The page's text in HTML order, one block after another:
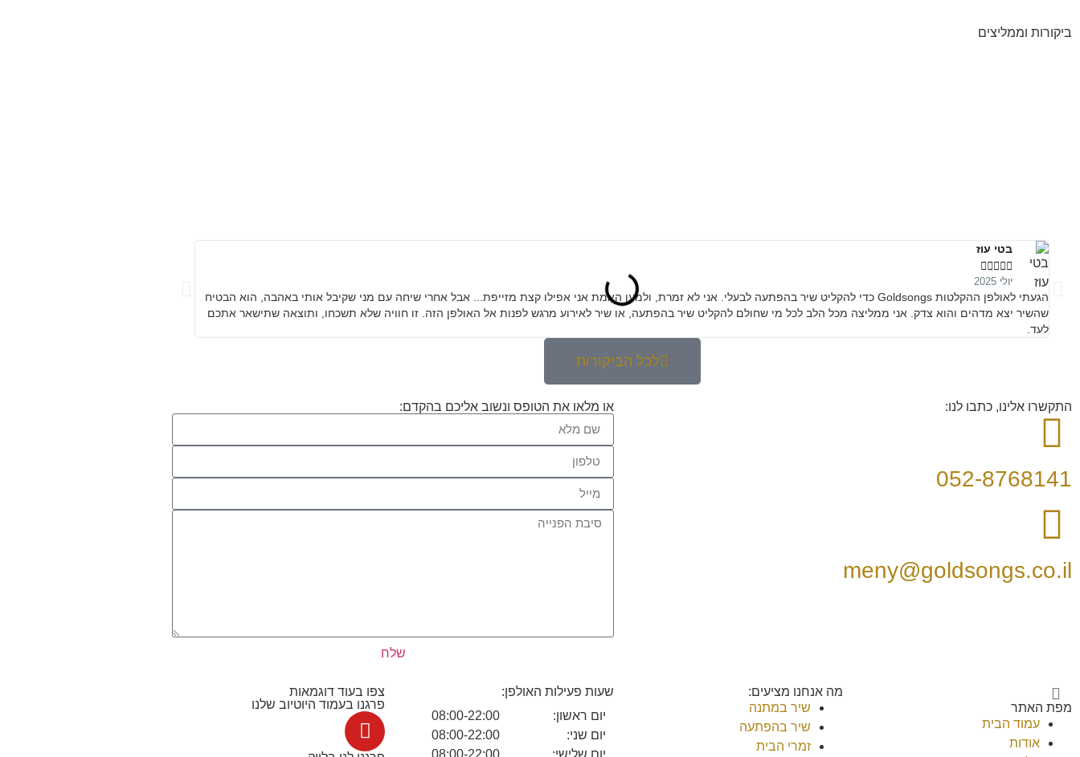
ביקורות וממליצים
בטי עוז

יולי 2025
הגעתי לאולפן ההקלטות Goldsongs כדי להקליט שיר בהפתעה לבעלי. אני לא זמרת, ולמען האמת אני אפילו קצת מזייפת... אבל אחרי שיחה עם מני שקיבל אותי באהבה, הוא הבטיח
שהשיר יצא מדהים והוא צדק. אני ממליצה מכל הלב לכל מי שחולם להקליט שיר בהפתעה, או שיר לאירוע מרגש לפנות אל האולפן הזה. זו חוויה שלא תשכחו, ותוצאה שתישאר אתכם
לעד.
לכל הביקורות
התקשרו אלינו, כתבו לנו:
052-8768141
meny@goldsongs.co.il
או מלאו את הטופס ונשוב אליכם בהקדם:
שלח
מפת האתר
עמוד הבית
אודות
מה אנחנו מציעים:
שיר במתנה
שיר בהפתעה
זמרי הבית
שעות פעילות האולפן:
יום ראשון:
יום שני:
יום שלישי:
08:00-22:00
08:00-22:00
08:00-22:00
צפו בעוד דוגמאות
פרגנו בעמוד היוטיוב שלנו